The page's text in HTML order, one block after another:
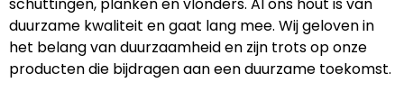
schuttingen, planken en vlonders. Al ons hout is van
duurzame kwaliteit en gaat lang mee. Wij geloven in
het belang van duurzaamheid en zijn trots op onze
producten die bijdragen aan een duurzame toekomst.